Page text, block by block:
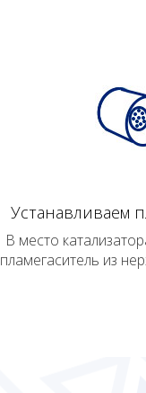
Устанавливаем
В место
пламегаситель из